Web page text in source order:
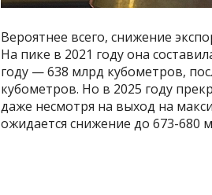
Вероятнее всего, снижение
На пике в 2021 году она
году — 638 млрд кубометров,
кубометров. Но в 2025 году
даже несмотря на выход на
ожидается снижение до 673-680